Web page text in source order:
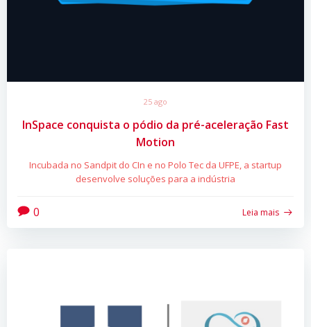
25 ago
InSpace conquista o pódio da pré-aceleração Fast
Motion
Incubada no Sandpit do CIn e no Polo Tec da UFPE, a startup
desenvolve soluções para a indústria
0 Leia mais